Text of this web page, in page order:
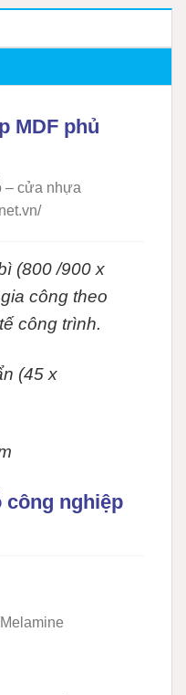
MDF phủ
– cửa nhựa
(800 /900 x
công theo
công trình.
(45 x
công nghiệp